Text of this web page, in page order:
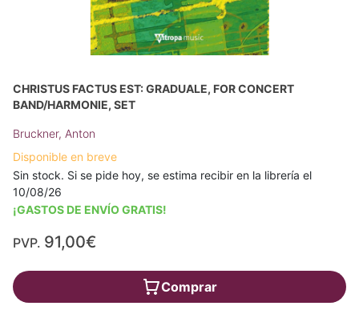
CHRISTUS FACTUS EST: GRADUALE, FOR CONCERT
BAND/HARMONIE, SET
Bruckner, Anton
Disponible en breve
Sin stock. Si se pide hoy, se estima recibir en la librería el
10/08/26
¡GASTOS DE ENVÍO GRATIS!
PVP. 91,00€
Comprar